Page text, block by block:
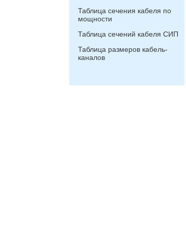
Таблица сечения кабеля по
мощности
Таблица сечений кабеля СИП
Таблица размеров кабель-
каналов